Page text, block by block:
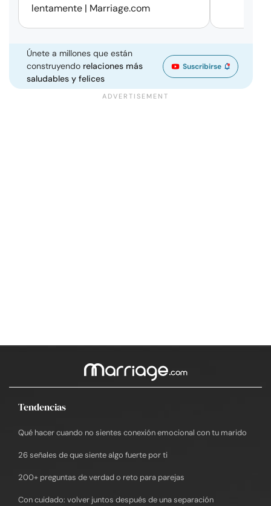
lentamente | Marriage.com
Únete a millones que están
construyendo relaciones más
saludables y felices
Suscribirse
Tendencias
Qué hacer cuando no sientes conexión emocional con tu marido
26 señales de que siente algo fuerte por ti
200+ preguntas de verdad o reto para parejas
Con cuidado: volver juntos después de una separación